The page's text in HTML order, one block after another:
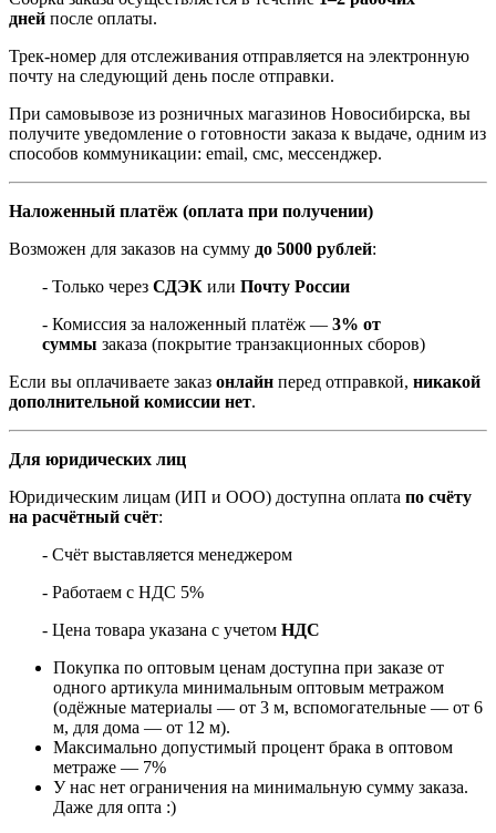
дней после оплаты.
Трек-номер для отслеживания отправляется на электронную
почту на следующий день после отправки.
При самовывозе из розничных магазинов Новосибирска, вы
получите уведомление о готовности заказа к выдаче, одним из
способов коммуникации: email, смс, мессенджер.
Наложенный платёж (оплата при получении)
Возможен для заказов на сумму до 5000 рублей:
- Только через СДЭК или Почту России
- Комиссия за наложенный платёж — 3% от
суммы заказа (покрытие транзакционных сборов)
Если вы оплачиваете заказ онлайн перед отправкой, никакой
дополнительной комиссии нет.
Для юридических лиц
Юридическим лицам (ИП и ООО) доступна оплата по счёту
на расчётный счёт:
- Счёт выставляется менеджером
- Работаем с НДС 5%
- Цена товара указана с учетом НДС
Покупка по оптовым ценам доступна при заказе от
одного артикула минимальным оптовым метражом
(одёжные материалы — от 3 м, вспомогательные — от 6
м, для дома — от 12 м).
Максимально допустимый процент брака в оптовом
метраже — 7%
У нас нет ограничения на минимальную сумму заказа.
Даже для опта :)